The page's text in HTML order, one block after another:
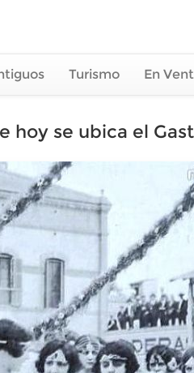
Turismo En
hoy se ubica el